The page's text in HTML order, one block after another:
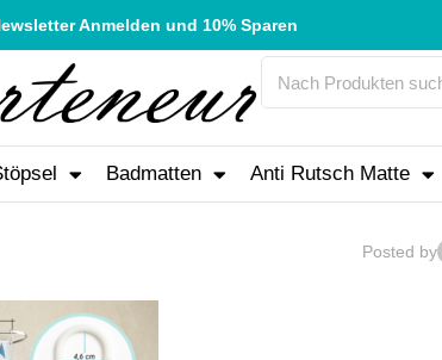
Anmelden und 10% Sparen
Badmatten Anti Rutsch Matte
Posted by